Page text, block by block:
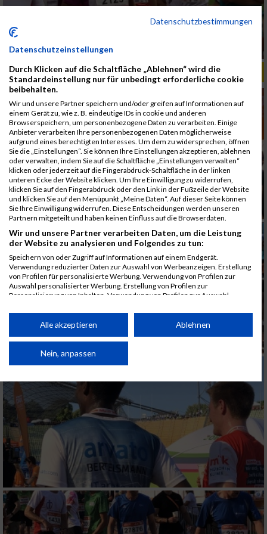
ALBUM B2RUN MÜNCHEN, B2RUN / 16.07.2019
Datenschutzbestimmungen
Datenschutzeinstellungen
Durch Klicken auf die Schaltfläche „Ablehnen“ wird die
Standardeinstellung nur für unbedingt erforderliche cookie
beibehalten.
Wir und unsere Partner speichern und/oder greifen auf Informationen auf
einem Gerät zu, wie z. B. eindeutige IDs in cookie und anderen
Browserspeichern, um personenbezogene Daten zu verarbeiten. Einige
Anbieter verarbeiten Ihre personenbezogenen Daten möglicherweise
aufgrund eines berechtigten Interesses. Um dem zu widersprechen, öffnen
Sie die „Einstellungen“. Sie können Ihre Einstellungen akzeptieren, ablehnen
oder verwalten, indem Sie auf die Schaltfläche „Einstellungen verwalten“
klicken oder jederzeit auf die Fingerabdruck-Schaltfläche in der linken
unteren Ecke der Website klicken. Um Ihre Einwilligung zu widerrufen,
klicken Sie auf den Fingerabdruck oder den Link in der Fußzeile der Website
und klicken Sie auf den Menüpunkt „Meine Daten“. Auf dieser Seite können
Sie Ihre Einwilligung widerrufen. Diese Entscheidungen werden unseren
Partnern mitgeteilt und haben keinen Einfluss auf die Browserdaten.
Wir und unsere Partner verarbeiten Daten, um die Leistung
der Website zu analysieren und Folgendes zu tun:
Speichern von oder Zugriff auf Informationen auf einem Endgerät.
Verwendung reduzierter Daten zur Auswahl von Werbeanzeigen. Erstellung
von Profilen für personalisierte Werbung. Verwendung von Profilen zur
Auswahl personalisierter Werbung. Erstellung von Profilen zur
Personalisierung von Inhalten. Verwendung von Profilen zur Auswahl
Performance von Inhalten. Analyse von Zielgruppen durch Statistiken oder
Kombinationen von Daten aus verschiedenen Quellen. Entwicklung und
von Inhalten.
Daten können außerhalb der Europäischen Union weitergegeben und in die
Website/App.
Partnerliste anzeigen (1 IAB-Anbieter)
Wir nutzen Ihre Daten für folgende Zwecke:
IAB-Verarbeitungszwecke:
Speichern von oder Zugriff auf Informationen
auf einem Endgerät
Verwendung reduzierter Daten zur Auswahl
von Werbeanzeigen
Alle akzeptieren Ablehnen
Nein, anpassen